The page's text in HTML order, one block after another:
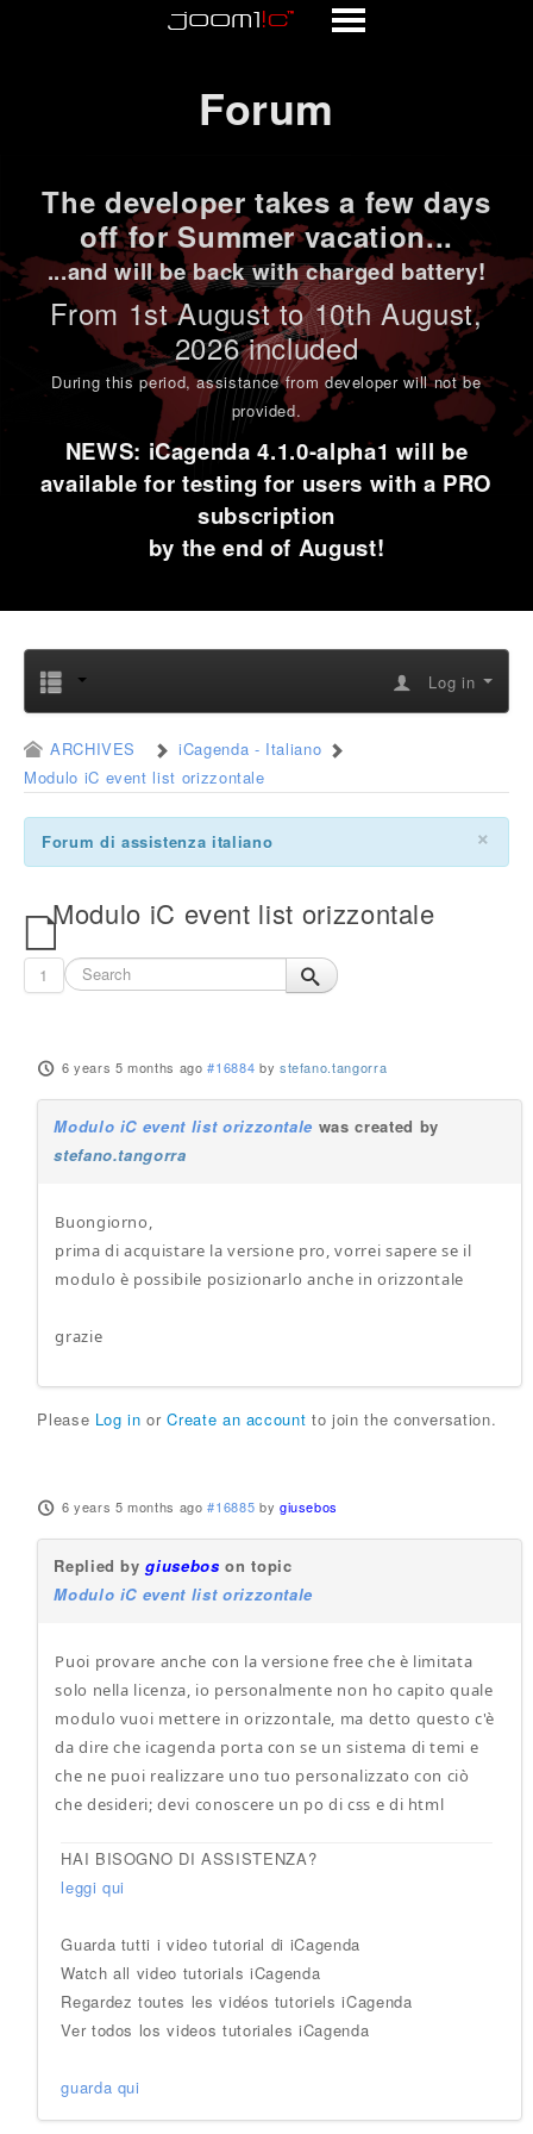
Forum
The developer takes a few days
off for Summer vacation...
...and will be back with charged battery!
From 1stAugust to 10th August,
2026 included
During this period,assistance from developer will not be
provided.
NEWS: iCagenda 4.1.0-alpha1 will be
available for testing for users with a PRO
subscription
by the end of August!
Log in
ARCHIVES
iCagenda - Italiano
Modulo iC event list orizzontale
×
Forum di assistenza italiano
Modulo iC event list orizzontale
1
6 years 5 months ago #16884 by stefano.tangorra
Modulo iC event list orizzontale was created by
stefano.tangorra
Buongiorno,
prima di acquistare la versione pro, vorrei sapere se il
modulo è possibile posizionarlo anche in orizzontale
grazie
Please Log in orCreate an account to join the conversation.
6 years 5 months ago #16885 by giusebos
Replied bygiusebos on topic
Modulo iC event list orizzontale
Puoi provare anche con la versione free che è limitata
solo nella licenza, io personalmente non ho capito quale
modulo vuoi mettere in orizzontale, ma detto questo c'è
da dire che icagenda porta con se un sistema di temi e
che ne puoi realizzare uno tuo personalizzato con ciò
che desideri; devi conoscere un po di css e di html
HAI BISOGNO DI ASSISTENZA?
leggi qui
Guarda tutti i video tutorial di iCagenda
Watch all video tutorials iCagenda
Regardez toutes les vidéos tutoriels iCagenda
Ver todos los videos tutoriales iCagenda
guarda qui